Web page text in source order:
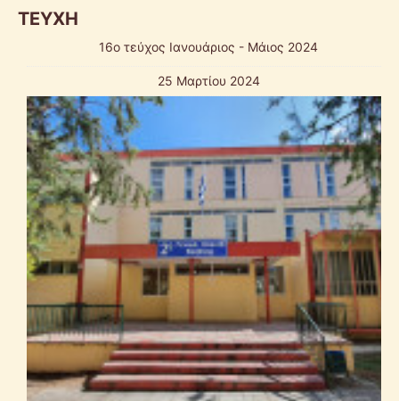
ΤΕΥΧΗ
16ο τεύχος Ιανουάριος - Μάιος 2024
25 Μαρτίου 2024